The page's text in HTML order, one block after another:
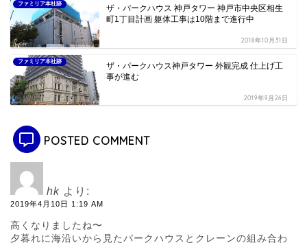
ファミリア本社跡
ザ・パークハウス 神戸タワー 神戸市中央区相生
町1丁目計画 躯体工事は10階まで進行中
2018年10月31日
ファミリア本社跡
ザ・パークハウス神戸タワー 外観完成 仕上げ工
事が進む
2019年9月26日
POSTED COMMENT
hk より:
2019年4月10日 1:19 AM
高くなりましたね〜
夕暮れに海沿いから見たパークハウスとクレーンの組み合わ